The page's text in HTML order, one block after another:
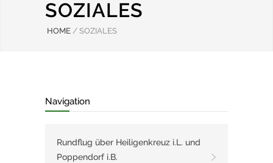
SOZIALES
HOME / SOZIALES
Navigation
Rundflug über Heiligenkreuz i.L. und
Poppendorf i.B.